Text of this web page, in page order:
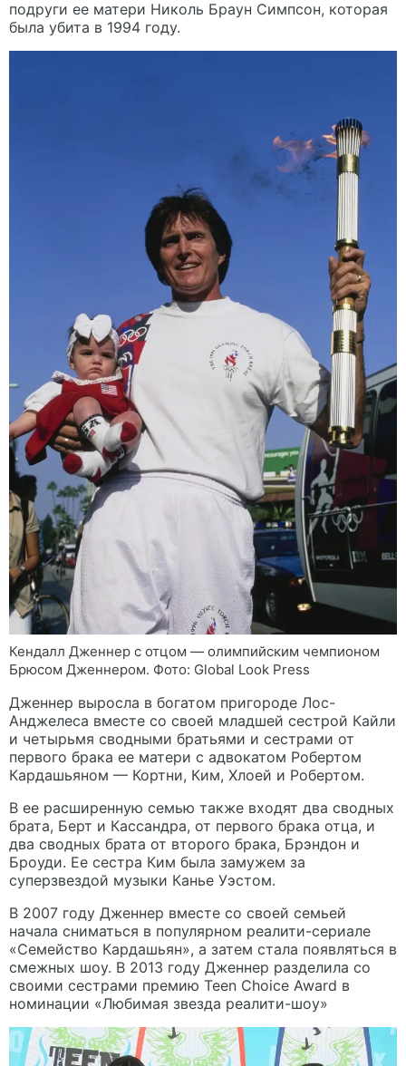
подруги ее матери Николь Браун Симпсон, которая
была убита в 1994 году.
Кендалл Дженнер с отцом — олимпийским чемпионом
Брюсом Дженнером. Фото: Global Look Press
Дженнер выросла в богатом пригороде Лос-
Анджелеса вместе со своей младшей сестрой Кайли
и четырьмя сводными братьями и сестрами от
первого брака ее матери с адвокатом Робертом
Кардашьяном — Кортни, Ким, Хлоей и Робертом.
В ее расширенную семью также входят два сводных
брата, Берт и Кассандра, от первого брака отца, и
два сводных брата от второго брака, Брэндон и
Броуди. Ее сестра Ким была замужем за
суперзвездой музыки Канье Уэстом.
В 2007 году Дженнер вместе со своей семьей
начала сниматься в популярном реалити-сериале
«Семейство Кардашьян», а затем стала появляться в
смежных шоу. В 2013 году Дженнер разделила со
своими сестрами премию Teen Choice Award в
номинации «Любимая звезда реалити-шоу»